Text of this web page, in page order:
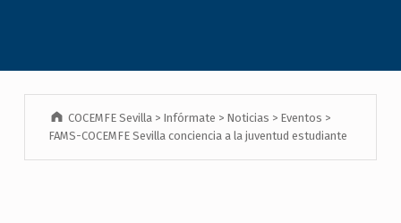
COCEMFE Sevilla > Infórmate > Noticias > Eventos >
FAMS-COCEMFE Sevilla conciencia a la juventud estudiante